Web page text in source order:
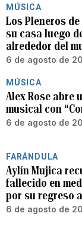
MÚSICA
Los Pleneros
su casa luego
alrededor del
6 de agosto de
MÚSICA
Alex Rose abre
musical con
6 de agosto de
FARÁNDULA
Aylín Mujica
fallecido en
por su regreso
6 de agosto de